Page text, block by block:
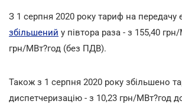
З 1 серпня 2020 року тариф на передачу
збільшений у півтора раза - з 155,40
грн/МВт?год (без ПДВ).
Також з 1 серпня 2020 року збільшено
диспетчеризацію - з 10,23 грн/МВт?год